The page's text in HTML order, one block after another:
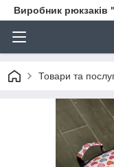
Виробник рюкзаків
Товари та